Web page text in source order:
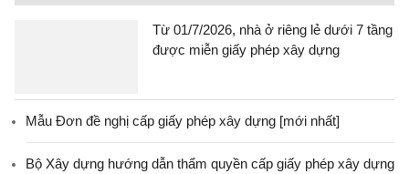
Từ 01/7/2026, nhà ở riêng lẻ dưới 7 tầng
được miễn giấy phép xây dựng
Mẫu Đơn đề nghị cấp giấy phép xây dựng [mới nhất]
Bộ Xây dựng hướng dẫn thẩm quyền cấp giấy phép xây dựng